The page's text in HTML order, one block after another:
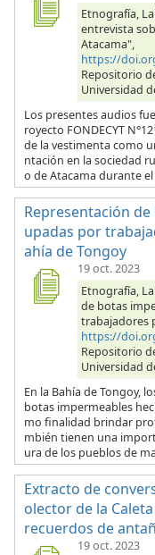
Etnografía,
entrevista
Atacama",
https://
Repositorio
Universidad
Los presentes audios
royecto FONDECYT
de la vestimenta como
ntación en la sociedad
o de Atacama durante
Representación
upadas por
ahía de Tongoy
19 oct. 2023
Etnografía,
de botas
trabajadores
https://
Repositorio
Universidad
En la Bahía de Tongoy,
botas impermeables
mo finalidad brindar
mbién tienen una
ura de los pueblos de
Extracto de
olector de la
recuerdos de
19 oct. 2023